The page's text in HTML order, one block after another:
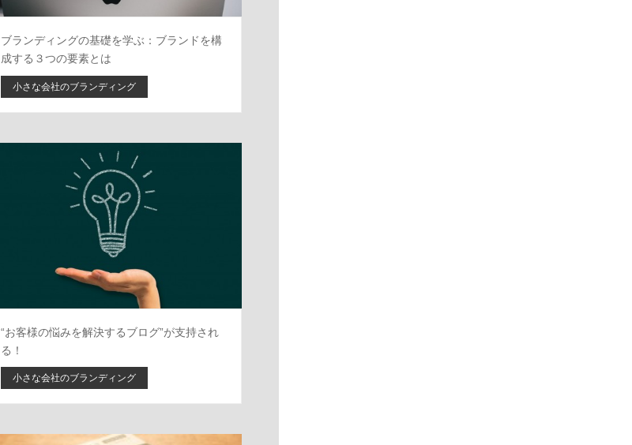
ブランディングの基礎を学ぶ：ブランドを構
成する３つの要素とは
小さな会社のブランディング
“お客様の悩みを解決するブログ”が支持され
る！
小さな会社のブランディング